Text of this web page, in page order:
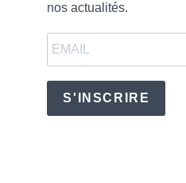
nos actualités.
S'INSCRIRE